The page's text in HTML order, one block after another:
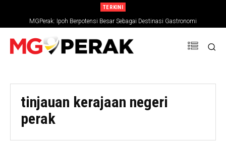
TERKINI
MGPerak: Ipoh Berpotensi Besar Sebagai Destinasi Gastronomi
tinjauan kerajaan negeri
perak